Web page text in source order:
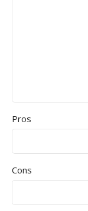
Pros
Cons